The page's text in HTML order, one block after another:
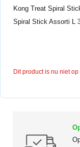
Kong Treat Spiral
Spiral Stick Assorti L
Dit product is nu niet